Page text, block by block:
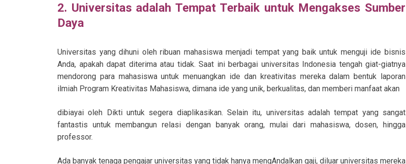
2. Universitas adalah Tempat Terbaik untuk Mengakses Sumber
Daya
Universitas yang dihuni oleh ribuan mahasiswa menjadi tempat yang baik untuk menguji ide bisnis
Anda, apakah dapat diterima atau tidak. Saat ini berbagai universitas Indonesia tengah giat-giatnya
mendorong para mahasiswa untuk menuangkan ide dan kreativitas mereka dalam bentuk laporan
ilmiah Program Kreativitas Mahasiswa, dimana ide yang unik, berkualitas, dan memberi manfaat akan
dibiayai oleh Dikti untuk segera diaplikasikan. Selain itu, universitas adalah tempat yang sangat
fantastis untuk membangun relasi dengan banyak orang, mulai dari mahasiswa, dosen, hingga
professor.
Ada banyak tenaga pengajar universitas yang tidak hanya mengAndalkan gaji, diluar universitas mereka